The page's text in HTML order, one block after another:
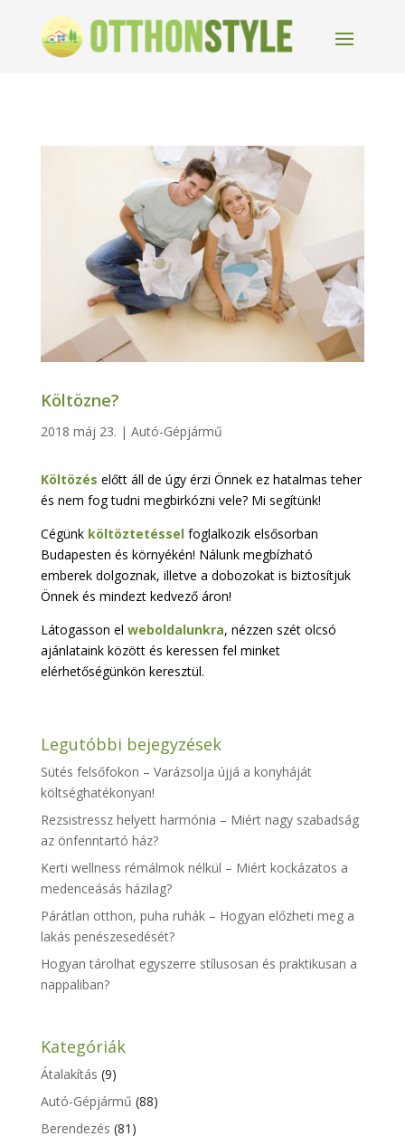
Költözne?
2018 máj 23. | Autó-Gépjármű
Költözés előtt áll de úgy érzi Önnek ez hatalmas teher
és nem fog tudni megbirkózni vele? Mi segítünk!
Cégünk költöztetésselfoglalkozik elsősorban
Budapesten és környékén! Nálunk megbízható
emberek dolgoznak, illetve a dobozokat is biztosítjuk
Önnek és mindezt kedvező áron!
Látogasson el weboldalunkra, nézzen szét olcsó
ajánlataink között és keressen fel minket
elérhetőségünkön keresztül.
Legutóbbi bejegyzések
Sütés felsőfokon – Varázsolja újjá a konyháját
költséghatékonyan!
Rezsistressz helyett harmónia – Miért nagy szabadság
az önfenntartó ház?
Kerti wellness rémálmok nélkül – Miért kockázatos a
medenceásás házilag?
Párátlan otthon, puha ruhák – Hogyan előzheti meg a
lakás penészesedését?
Hogyan tárolhat egyszerre stílusosan és praktikusan a
nappaliban?
Kategóriák
Átalakítás (9)
Autó-Gépjármű (88)
Berendezés (81)